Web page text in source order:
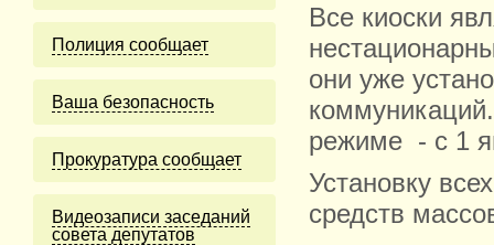
Полиция сообщает
Ваша безопасность
Прокуратура сообщает
Видеозаписи заседаний
совета депутатов
Все киоски
они уже
режиме - с 1
Установку
средств